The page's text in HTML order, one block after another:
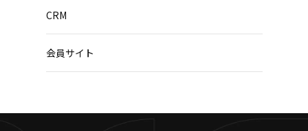
CRM
会員サイト